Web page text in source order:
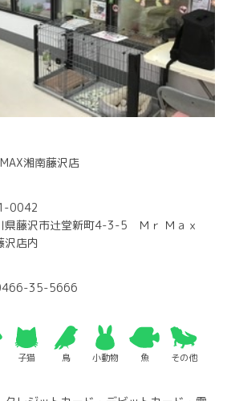
湘南藤沢店
0042
県藤沢市辻堂新町4-3-5 Ｍｒ Ｍａｘ
沢店内
35-5666
子猫 鳥 小動物 魚 その他